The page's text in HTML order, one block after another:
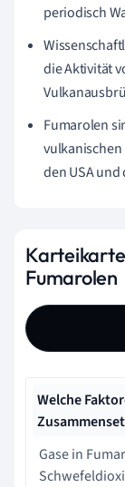
periodisch
die Aktivität
Fumarolen
den USA
Fumarolen
Welche
Gase in